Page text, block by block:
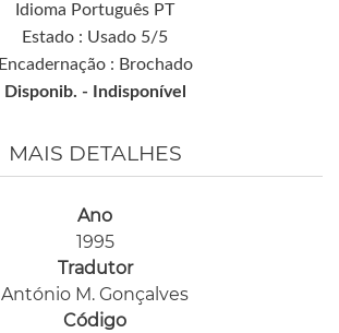
Idioma Português PT
Estado : Usado 5/5
Encadernação : Brochado
Disponib. -
Indisponível
MAIS DETALHES
Ano
1995
Tradutor
António M. Gonçalves
Código